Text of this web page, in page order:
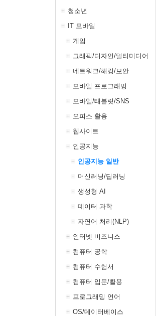
청소년
IT 모바일
게임
그래픽/디자인/멀티미디어
네트워크/해킹/보안
모바일 프로그래밍
모바일/태블릿/SNS
오피스 활용
웹사이트
인공지능
인공지능 일반
머신러닝/딥러닝
생성형 AI
데이터 과학
자연어 처리(NLP)
인터넷 비즈니스
컴퓨터 공학
컴퓨터 수험서
컴퓨터 입문/활용
프로그래밍 언어
OS/데이터베이스